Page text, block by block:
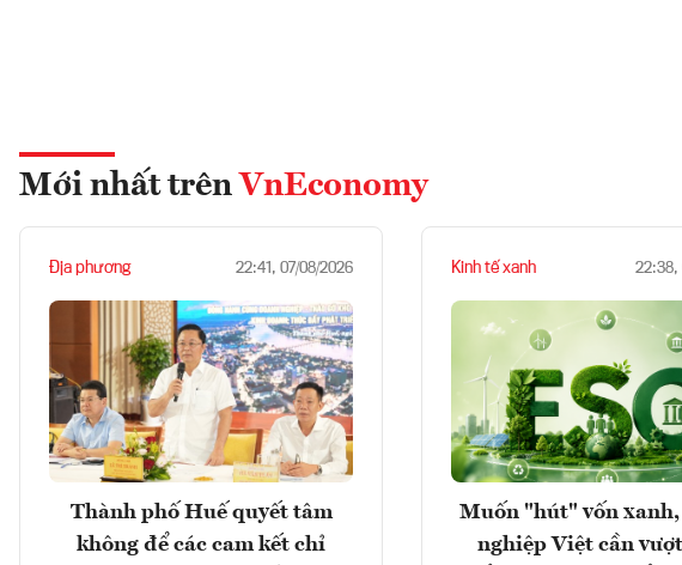
Mới nhất trên VnEconomy
Địa phương 22:41, 07/08/2026
Thành phố Huế quyết tâm
không để các cam kết chỉ
Kinh tế xanh 22:38,
Muốn "hút" vốn xanh,
nghiệp Việt cần